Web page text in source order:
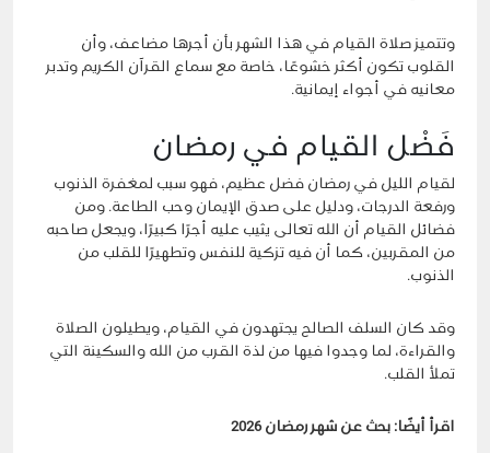
وتتميز صلاة القيام في هذا الشهر بأن أجرها مضاعف، وأن
القلوب تكون أكثر خشوعًا، خاصة مع سماع القرآن الكريم وتدبر
معانيه في أجواء إيمانية.
فَضْل القيام في رمضان
لقيام الليل في رمضان فضل عظيم، فهو سبب لمغفرة الذنوب
ورفعة الدرجات، ودليل على صدق الإيمان وحب الطاعة. ومن
فضائل القيام أن الله تعالى يثيب عليه أجرًا كبيرًا، ويجعل صاحبه
من المقربين، كما أن فيه تزكية للنفس وتطهيرًا للقلب من
الذنوب.
وقد كان السلف الصالح يجتهدون في القيام، ويطيلون الصلاة
والقراءة، لما وجدوا فيها من لذة القرب من الله والسكينة التي
تملأ القلب.
اقرأ أيضًا: بحث عن شهر رمضان 2026